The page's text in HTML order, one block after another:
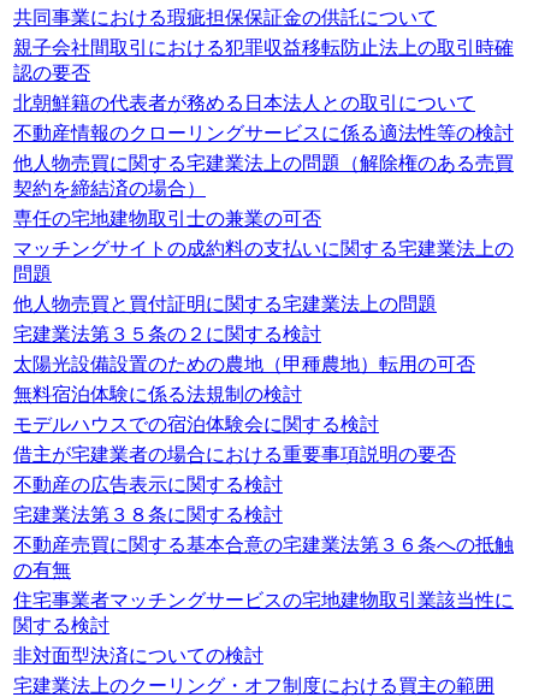
共同事業における瑕疵担保保証金の供託について
親子会社間取引における犯罪収益移転防止法上の取引時確
認の要否
北朝鮮籍の代表者が務める日本法人との取引について
不動産情報のクローリングサービスに係る適法性等の検討
他人物売買に関する宅建業法上の問題（解除権のある売買
契約を締結済の場合）
専任の宅地建物取引士の兼業の可否
マッチングサイトの成約料の支払いに関する宅建業法上の
問題
他人物売買と買付証明に関する宅建業法上の問題
宅建業法第３５条の２に関する検討
太陽光設備設置のための農地（甲種農地）転用の可否
無料宿泊体験に係る法規制の検討
モデルハウスでの宿泊体験会に関する検討
借主が宅建業者の場合における重要事項説明の要否
不動産の広告表示に関する検討
宅建業法第３８条に関する検討
不動産売買に関する基本合意の宅建業法第３６条への抵触
の有無
住宅事業者マッチングサービスの宅地建物取引業該当性に
関する検討
非対面型決済についての検討
宅建業法上のクーリング・オフ制度における買主の範囲